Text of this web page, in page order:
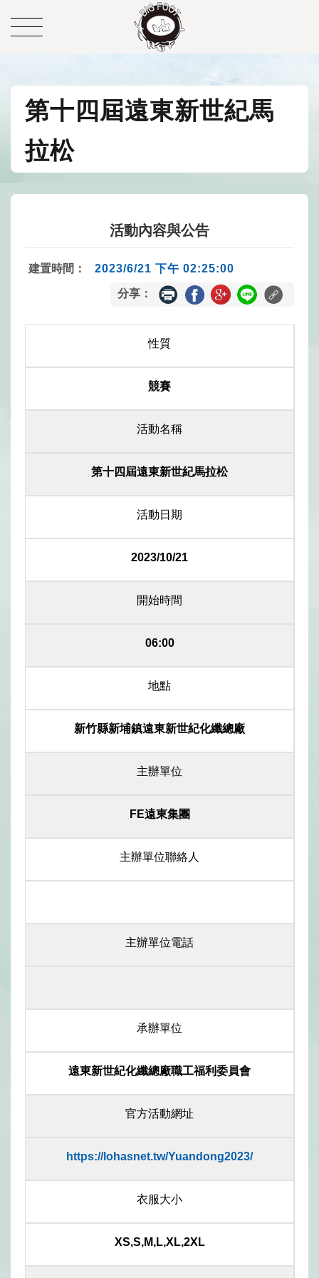
第十四屆遠東新世紀馬
拉松
活動內容與公告
建置時間： 2023/6/21 下午 02:25:00
分享：
性質
競賽
活動名稱
第十四屆遠東新世紀馬拉松
活動日期
2023/10/21
開始時間
06:00
地點
新竹縣新埔鎮遠東新世紀化纖總廠
主辦單位
FE遠東集團
主辦單位聯絡人
主辦單位電話
承辦單位
遠東新世紀化纖總廠職工福利委員會
官方活動網址
https://lohasnet.tw/Yuandong2023/
衣服大小
XS,S,M,L,XL,2XL